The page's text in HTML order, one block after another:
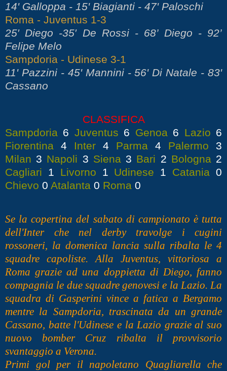
14' Galloppa - 15' Biagianti - 47' Paloschi
Roma - Juventus 1-3
25′ Diego -35′ De Rossi - 68’ Diego - 92’
Felipe Melo
Sampdoria - Udinese 3-1
11' Pazzini - 45' Mannini - 56' Di Natale - 83'
Cassano
CLASSIFICA
Sampdoria 6 Juventus 6 Genoa 6 Lazio 6
Fiorentina 4 Inter 4 Parma 4 Palermo 3
Milan3 Napoli 3 Siena3 Bari 2 Bologna 2
Cagliari 1 Livorno 1 Udinese 1 Catania0
Chievo 0 Atalanta 0 Roma 0
Se la copertina del sabato di campionato è tutta
dell'Inter che nel derby travolge i cugini
rossoneri, la domenica lancia sulla ribalta le 4
squadre capoliste. Alla Juventus, vittoriosa a
Roma grazie ad una doppietta di Diego, fanno
compagnia le due squadre genovesi e la Lazio. La
squadra di Gasperini vince a fatica a Bergamo
mentre la Sampdoria, trascinata da un grande
Cassano, batte l'Udinese e la Lazio grazie al suo
nuovo bomber Cruz ribalta il provvisorio
svantaggio a Verona.
Primi gol per il napoletano Quagliarella che